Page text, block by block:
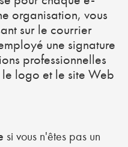
organisation, vous
sur le courrier
une signature
professionnelles
logo et le site Web
si vous n'êtes pas un